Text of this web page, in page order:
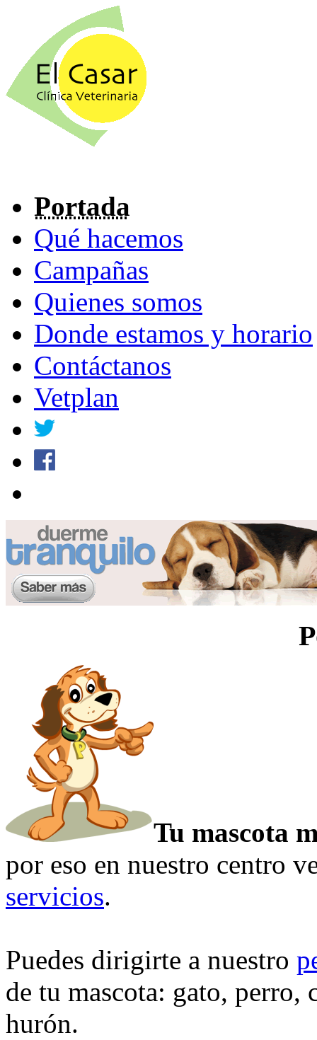
Portada
Qué hacemos
Campañas
Quienes somos
Donde estamos y horario
Contáctanos
Vetplan
Tu mascota
por eso en nuestro centro
servicios.
Puedes dirigirte a nuestro
de tu mascota: gato,
hurón.